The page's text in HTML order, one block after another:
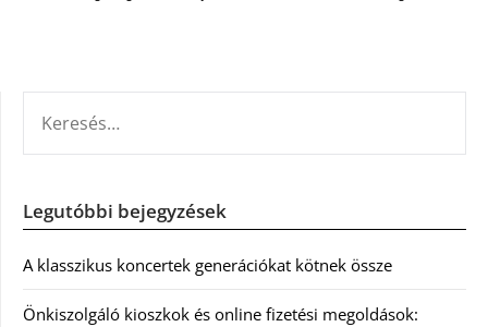
Legutóbbi bejegyzések
A klasszikus koncertek generációkat kötnek össze
Önkiszolgáló kioszkok és online fizetési megoldások: